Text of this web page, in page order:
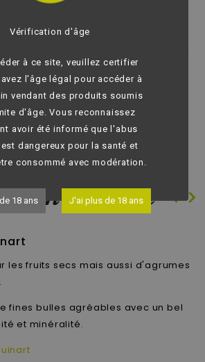
Vérification d'âge
à ce site, veuillez certifier
l'âge légal pour accéder à
vendant des produits soumis
d'âge. Vous reconnaissez
avoir été informé que l'abus
dangereux pour la santé et
consommé avec modération.
18 ans J'ai plus de 18 ans
- Champagne chevron_leftchevron_right
les fruits secs mais aussi d'agrumes
fines bulles agréables avec un bel
et minéralité.